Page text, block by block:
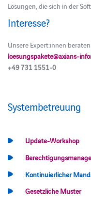
Lösungen, die sich in der
Interesse?
Unsere Expert:innen
loesungspakete@axians-
+49 731 1551-0
Systembetreuung
Update-Workshop
Kontinuierlicher
Gesetzliche Muster